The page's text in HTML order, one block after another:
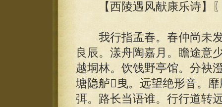
【西陵遇风献康乐诗】
我行指孟春。春仲尚未发
良辰。漾舟陶嘉月。瞻途意
越垌林。饮饯野亭馆。分袂
塘隐舻曳。远望绝形音。
弭。路长当语谁。行行道转